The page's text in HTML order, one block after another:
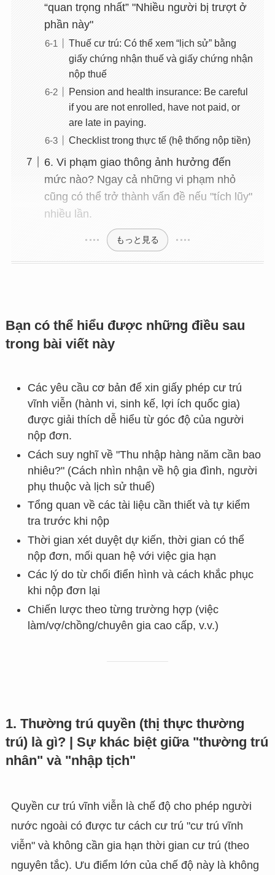
“quan trọng nhất” "Nhiều người bị trượt ở
phần này"
Thuế cư trú: Có thể xem “lịch sử” bằng
giấy chứng nhận thuế và giấy chứng nhận
nộp thuế
Pension and health insurance: Be careful
if you are not enrolled, have not paid, or
are late in paying.
Checklist trong thực tế (hệ thống nộp tiền)
6. Vi phạm giao thông ảnh hưởng đến
mức nào? Ngay cả những vi phạm nhỏ
cũng có thể trở thành vấn đề nếu "tích lũy"
nhiều lần.
もっと見る
Bạn có thể hiểu được những điều sau
trong bài viết này
Các yêu cầu cơ bản để xin giấy phép cư trú
vĩnh viễn (hành vi, sinh kế, lợi ích quốc gia)
được giải thích dễ hiểu từ góc độ của người
nộp đơn.
Cách suy nghĩ về "Thu nhập hàng năm cần bao
nhiêu?" (Cách nhìn nhận về hộ gia đình, người
phụ thuộc và lịch sử thuế)
Tổng quan về các tài liệu cần thiết và tự kiểm
tra trước khi nộp
Thời gian xét duyệt dự kiến, thời gian có thể
nộp đơn, mối quan hệ với việc gia hạn
Các lý do từ chối điển hình và cách khắc phục
khi nộp đơn lại
Chiến lược theo từng trường hợp (việc
làm/vợ/chồng/chuyên gia cao cấp, v.v.)
1. Thường trú quyền (thị thực thường
trú) là gì? | Sự khác biệt giữa "thường trú
nhân" và "nhập tịch"
Quyền cư trú vĩnh viễn là chế độ cho phép người
nước ngoài có được tư cách cư trú "cư trú vĩnh
viễn" và không cần gia hạn thời gian cư trú (theo
nguyên tắc). Ưu điểm lớn của chế độ này là không